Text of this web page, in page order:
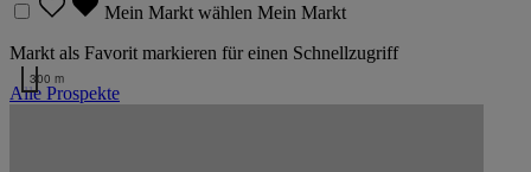
Mein Markt wählen Mein Markt
Markt als Favorit markieren für einen Schnellzugriff
Alle Prospekte
300 m